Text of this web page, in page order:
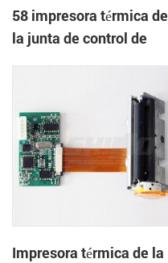
58 impresora térmica de
la junta de control de
Impresora térmica de la